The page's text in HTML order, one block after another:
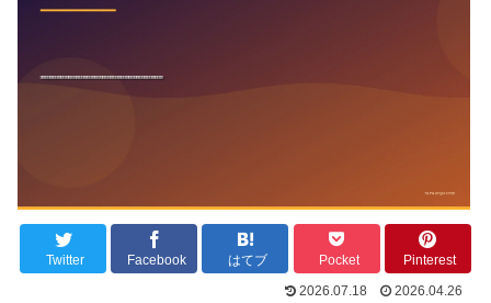
Twitter Facebook はてブ Pocket
Pinterest
2026.07.18
2026.04.26